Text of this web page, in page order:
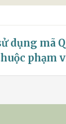
dụng mã
phạm